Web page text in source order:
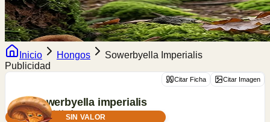
Inicio Hongos
Sowerbyella Imperialis
Publicidad
Citar Ficha Citar Imagen
Sowerbyella imperialis
(Peck) KorfSIN VALOR